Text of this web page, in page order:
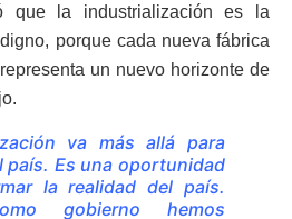
que la industrialización es la
porque cada nueva fábrica
un nuevo horizonte de
va más allá para
país. Es una oportunidad
la realidad del país.
gobierno hemos